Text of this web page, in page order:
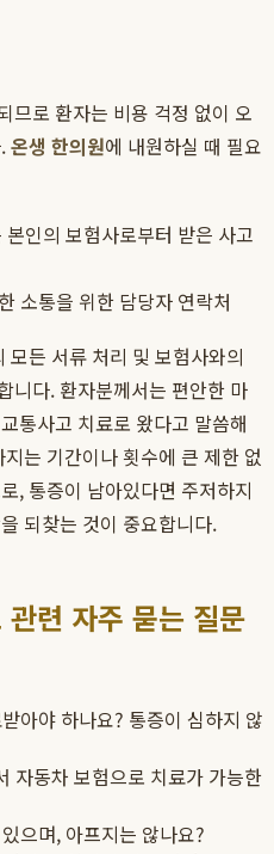
므로 환자는 비용 걱정 없이 오
온생 한의원에 내원하실 때 필요
본인의 보험사로부터 받은 사고
소통을 위한 담당자 연락처
든 서류 처리 및 보험사와의
니다. 환자분께서는 편안한 마
통사고 치료로 왔다고 말씀해
는 기간이나 횟수에 큰 제한 없
, 통증이 남아있다면 주저하지
되찾는 것이 중요합니다.
련 자주 묻는 질문
아야 하나요? 통증이 심하지 않
자동차 보험으로 치료가 가능한
으며, 아프지는 않나요?